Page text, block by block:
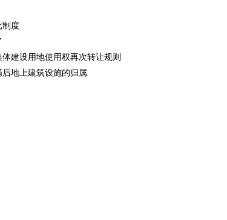
批制度
”
体建设用地使用权再次转让规则
后地上建筑设施的归属